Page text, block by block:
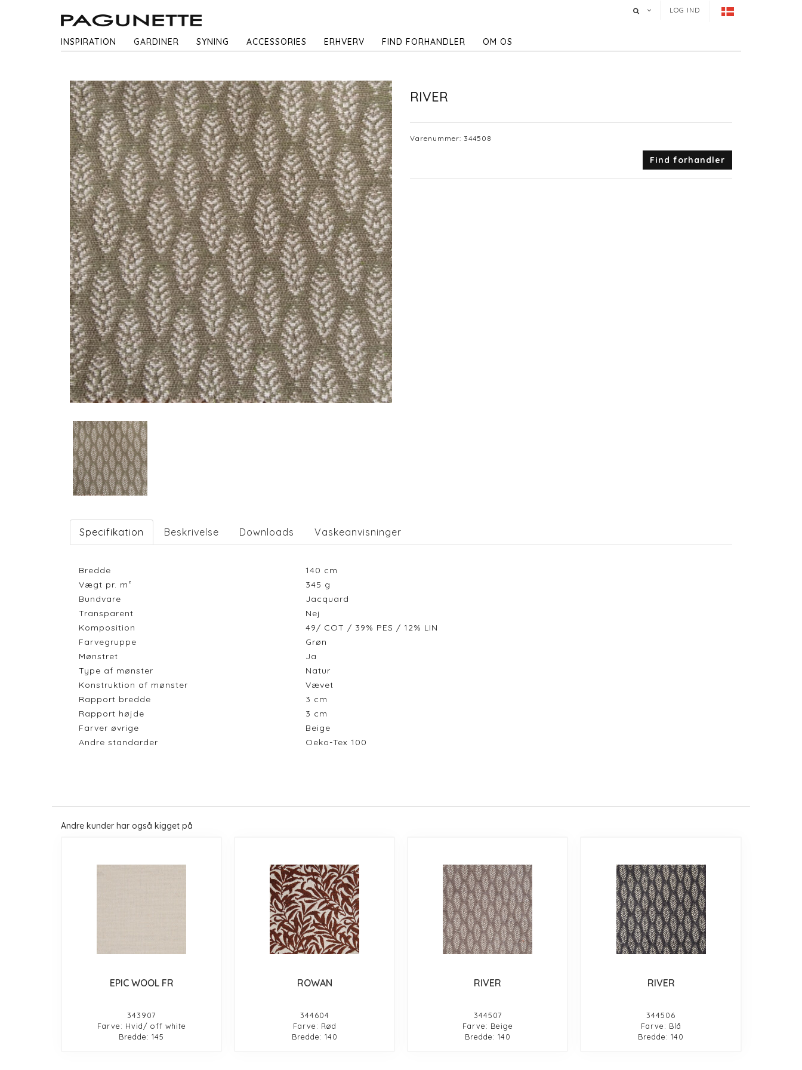
LOG IND
INSPIRATION GARDINER SYNING ACCESSORIES ERHVERV FIND FORHANDLER OM OS
RIVER
Varenummer: 344508
Find forhandler
Specifikation Beskrivelse Downloads Vaskeanvisninger
Bredde 140 cm
Vægt pr. m²
345 g
Bundvare
Jacquard
Transparent
Nej
Komposition
49/ COT / 39% PES / 12% LIN
Farvegruppe
Grøn
Mønstret
Ja
Type af mønster
Natur
Konstruktion af mønster
Vævet
Rapport bredde
3 cm
Rapport højde
3 cm
Farver øvrige
Beige
Andre standarder
Oeko-Tex 100
Andre kunder har også kigget på
EPIC WOOL FR
343907
Farve: Hvid/ off white
Bredde: 145
ROWAN
344604
Farve: Rød
Bredde: 140
RIVER
344507
Farve: Beige
Bredde: 140
RIVER
344506
Farve: Blå
Bredde: 140